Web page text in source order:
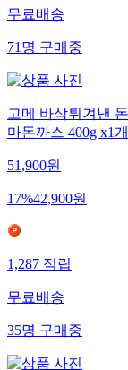
무료배송
71 명 구매중
고메 바삭튀겨낸
마돈까스 400g x1개
51,900원
17%42,900원
1,287 적립
무료배송
35명 구매중